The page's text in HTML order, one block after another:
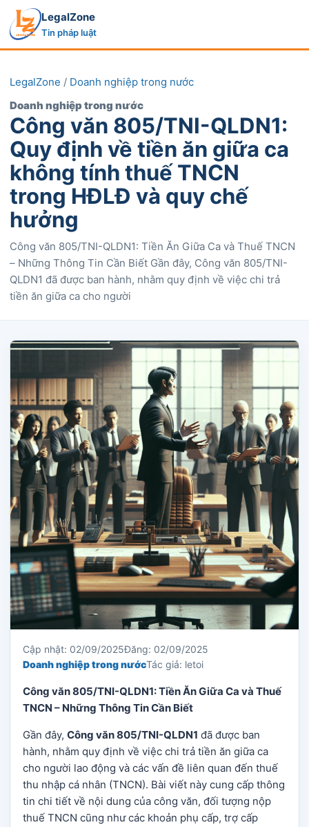
LegalZone
Tin pháp luật
LegalZone / Doanh nghiệp trong nước
Doanh nghiệp trong nước
Công văn 805/TNI-QLDN1:
Quy định về tiền ăn giữa ca
không tính thuế TNCN
trong HĐLĐ và quy chế
hưởng
Công văn 805/TNI-QLDN1: Tiền Ăn Giữa Ca và Thuế TNCN
– Những Thông Tin Cần Biết Gần đây, Công văn 805/TNI-
QLDN1 đã được ban hành, nhằm quy định về việc chi trả
tiền ăn giữa ca cho người
Cập nhật: 02/09/2025Đăng: 02/09/2025
Doanh nghiệp trong nướcTác giả: letoi
Công văn 805/TNI-QLDN1: Tiền Ăn Giữa Ca và Thuế
TNCN – Những Thông Tin Cần Biết
Gần đây, Công văn 805/TNI-QLDN1 đã được ban
hành, nhằm quy định về việc chi trả tiền ăn giữa ca
cho người lao động và các vấn đề liên quan đến thuế
thu nhập cá nhân (TNCN). Bài viết này cung cấp thông
tin chi tiết về nội dung của công văn, đối tượng nộp
thuế TNCN cũng như các khoản phụ cấp, trợ cấp